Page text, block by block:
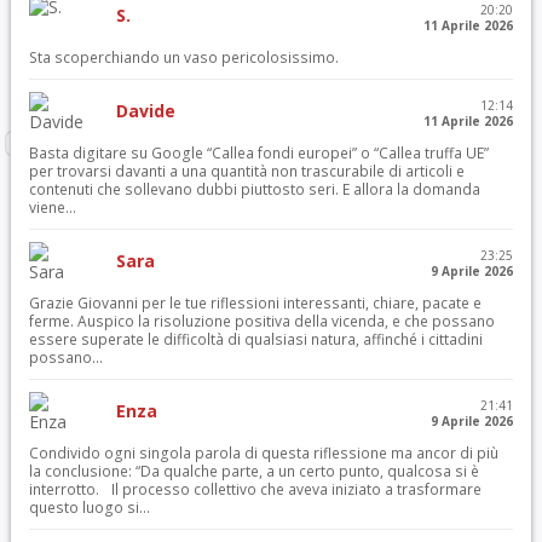
S.
20:20
11 Aprile 2026
Sta scoperchiando un vaso pericolosissimo.
Davide
12:14
11 Aprile 2026
Basta digitare su Google “Callea fondi europei” o “Callea truffa UE”
per trovarsi davanti a una quantità non trascurabile di articoli e
contenuti che sollevano dubbi piuttosto seri. E allora la domanda
viene...
Sara
23:25
9 Aprile 2026
Grazie Giovanni per le tue riflessioni interessanti, chiare, pacate e
ferme. Auspico la risoluzione positiva della vicenda, e che possano
essere superate le difficoltà di qualsiasi natura, affinché i cittadini
possano...
Enza
21:41
9 Aprile 2026
Condivido ogni singola parola di questa riflessione ma ancor di più
la conclusione: “Da qualche parte, a un certo punto, qualcosa si è
interrotto. Il processo collettivo che aveva iniziato a trasformare
questo luogo si...